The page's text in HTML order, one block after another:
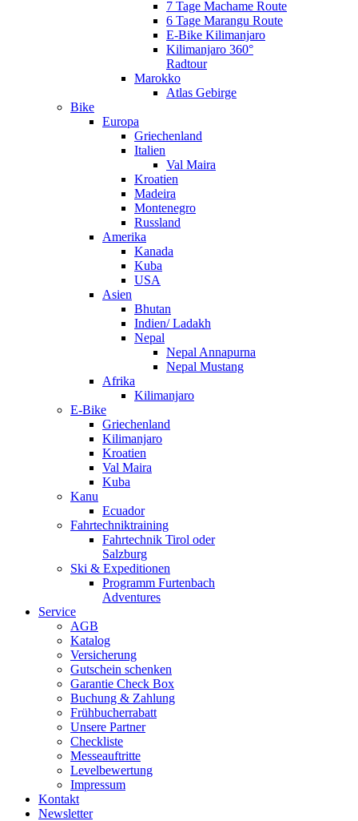
7 Tage Machame Route
6 Tage Marangu Route
E-Bike Kilimanjaro
Kilimanjaro 360°
Radtour
Marokko
Atlas Gebirge
Bike
Europa
Griechenland
Italien
Val Maira
Kroatien
Madeira
Montenegro
Russland
Amerika
Kanada
Kuba
USA
Asien
Bhutan
Indien/ Ladakh
Nepal
Nepal Annapurna
Nepal Mustang
Afrika
Kilimanjaro
E-Bike
Griechenland
Kilimanjaro
Kroatien
Val Maira
Kuba
Kanu
Ecuador
Fahrtechniktraining
Fahrtechnik Tirol oder
Salzburg
Ski & Expeditionen
Programm Furtenbach
Adventures
Service
AGB
Katalog
Versicherung
Gutschein schenken
Garantie Check Box
Buchung & Zahlung
Frühbucherrabatt
Unsere Partner
Checkliste
Messeauftritte
Levelbewertung
Impressum
Kontakt
Newsletter